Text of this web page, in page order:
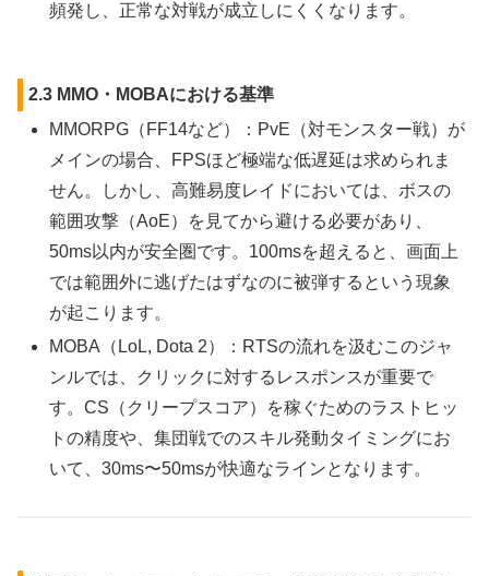
頻発し、正常な対戦が成立しにくくなります。
2.3 MMO・MOBAにおける基準
MMORPG（FF14など）：PvE（対モンスター戦）が
メインの場合、FPSほど極端な低遅延は求められま
せん。しかし、高難易度レイドにおいては、ボスの
範囲攻撃（AoE）を見てから避ける必要があり、
50ms以内が安全圏です。100msを超えると、画面上
では範囲外に逃げたはずなのに被弾するという現象
が起こります。
MOBA（LoL, Dota 2）：RTSの流れを汲むこのジャ
ンルでは、クリックに対するレスポンスが重要で
す。CS（クリープスコア）を稼ぐためのラストヒッ
トの精度や、集団戦でのスキル発動タイミングにお
いて、30ms〜50msが快適なラインとなります。